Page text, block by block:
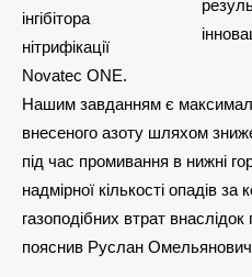
інгібітора
нітрифікації
Novatec ONE.
Нашим завданням є
внесеного азоту шляхом
під час промивання в нижні
надмірної кількості опадів
газоподібних втрат
пояснив Руслан